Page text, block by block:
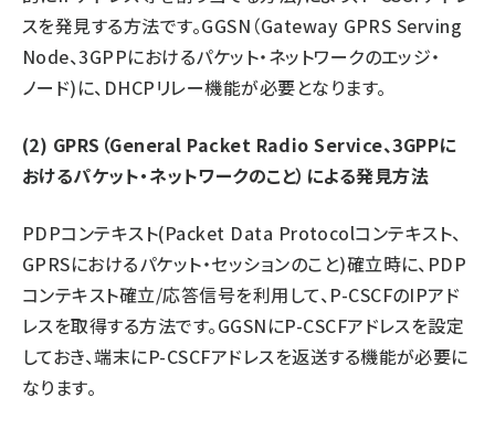
スを発見する方法です。GGSN（Gateway GPRS Serving
Node、3GPPにおけるパケット・ネットワークのエッジ・
ノード)に、DHCPリレー機能が必要となります。
(2) GPRS（General Packet Radio Service、3GPPに
おけるパケット・ネットワークのこと）による発見方法
PDPコンテキスト(Packet Data Protocolコンテキスト、
GPRSにおけるパケット・セッションのこと)確立時に、PDP
コンテキスト確立/応答信号を利用して、P-CSCFのIPアド
レスを取得する方法です。GGSNにP-CSCFアドレスを設定
しておき、端末にP-CSCFアドレスを返送する機能が必要に
なります。